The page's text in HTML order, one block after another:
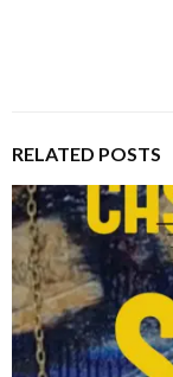
RELATED POSTS